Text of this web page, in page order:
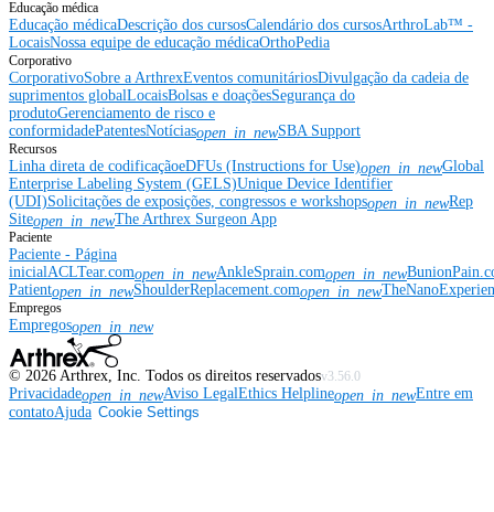
Educação médica
Educação médicaDescrição dos cursosCalendário dos cursosArthroLab™ -
LocaisNossa equipe de educação médicaOrthoPedia
Corporativo
CorporativoSobre a ArthrexEventos comunitáriosDivulgação da cadeia de
suprimentos globalLocaisBolsas e doaçõesSegurança do
produtoGerenciamento de risco e
conformidadePatentesNotíciasopen_in_newSBA Support
Recursos
Linha direta de codificaçãoeDFUs (Instructions for Use)open_in_newGlobal
Enterprise Labeling System (GELS)Unique Device Identifier
(UDI)Solicitações de exposições, congressos e workshopsopen_in_newRep
Siteopen_in_newThe Arthrex Surgeon App
Paciente
Paciente - Página
inicialACLTear.comopen_in_newAnkleSprain.comopen_in_new
Patientopen_in_newShoulderReplacement.comopen_in_new
Empregos
Empregosopen_in_new
© 2026 Arthrex, Inc. Todos os direitos reservadosv3.56.0
Privacidadeopen_in_newAviso LegalEthics Helplineopen_in_newEntre em
contatoAjuda Cookie Settings